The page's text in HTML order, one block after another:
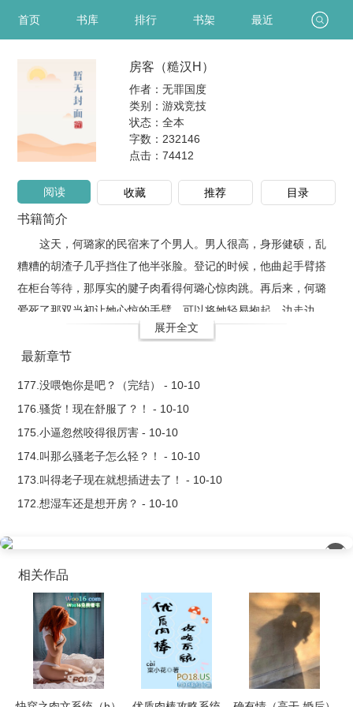
首页 书库 排行 书架 最近
房客（糙汉H）
作者：无罪国度
类别：游戏竞技
状态：全本
字数：232146
点击： 74412
阅读 收藏 推荐 目录
书籍简介
这天，何璐家的民宿来了个男人。男人很高，身形健硕，乱
糟糟的胡渣子几乎挡住了他半张脸。登记的时候，他曲起手臂搭
在柜台等待，那厚实的腱子肉看得何璐心惊肉跳。再后来，何璐
爱死了那双当初让她心惊的手臂，可以将她轻易抱起，边走边
展开全文
最新章节
177.没喂饱你是吧？（完结） - 10-10
176.骚货！现在舒服了？！ - 10-10
175.小逼忽然咬得很厉害 - 10-10
174.叫那么骚老子怎么轻？！ - 10-10
173.叫得老子现在就想插进去了！ - 10-10
172.想湿车还是想开房？ - 10-10
��
相关作品